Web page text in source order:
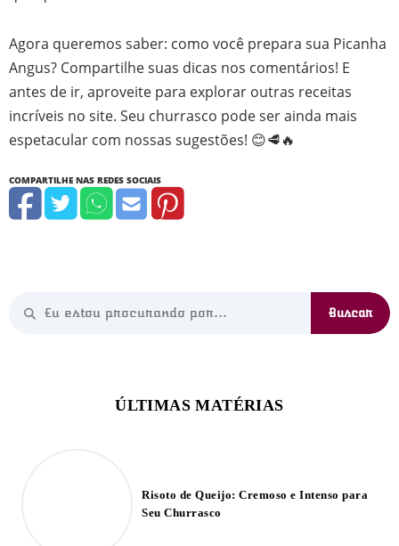
Agora queremos saber: como você prepara sua Picanha
Angus? Compartilhe suas dicas nos comentários! E
antes de ir, aproveite para explorar outras receitas
incríveis no site. Seu churrasco pode ser ainda mais
espetacular com nossas sugestões! 😊🥩🔥
Risoto de Queijo: Cremoso e Intenso para
Seu Churrasco